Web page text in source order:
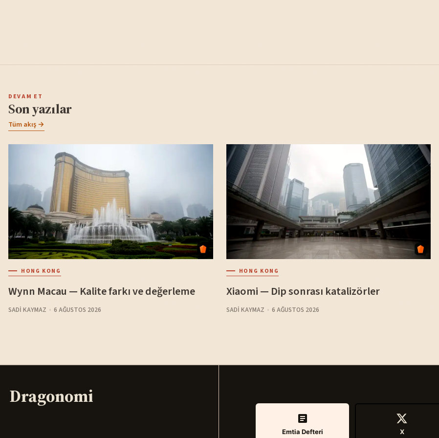
DEVAM ET
Son yazılar
Tüm akış →
HONG KONG
Wynn Macau — Kalite farkı ve değerleme
SADI KAYMAZ 6 AĞUSTOS 2026
HONG KONG
Xiaomi — Dip sonrası katalizörler
SADI KAYMAZ 6 AĞUSTOS 2026
Dragonomi
Emtia Defteri X